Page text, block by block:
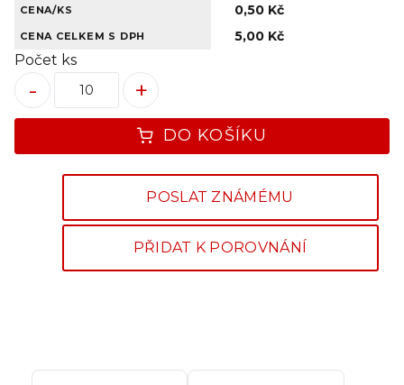
CENA/KS 0,50 Kč
CENA CELKEM S DPH 5,00 Kč
Počet ks
+
-
DO KOŠÍKU
POSLAT ZNÁMÉMU
PŘIDAT K POROVNÁNÍ